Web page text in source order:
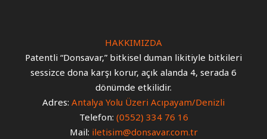
HAKKIMIZDA
Patentli “Donsavar,” bitkisel duman likitiyle bitkileri
sessizce dona karşı korur, açık alanda 4, serada 6
dönümde etkilidir.
Adres: Antalya Yolu Üzeri Acıpayam/Denizli
Telefon: (0552) 334 76 16
Mail: iletisim@donsavar.com.tr